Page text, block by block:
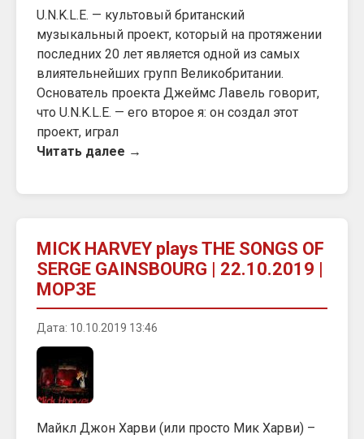
U.N.K.L.E. — культовый британский
музыкальный проект, который на протяжении
последних 20 лет является одной из самых
влиятельнейших групп Великобритании.
Основатель проекта Джеймс Лавель говорит,
что U.N.K.L.E. — его второе я: он создал этот
проект, играл
Читать далее →
MICK HARVEY plays THE SONGS OF
SERGE GAINSBOURG | 22.10.2019 |
МОРЗЕ
Дата: 10.10.2019 13:46
Майкл Джон Харви (или просто Мик Харви) –